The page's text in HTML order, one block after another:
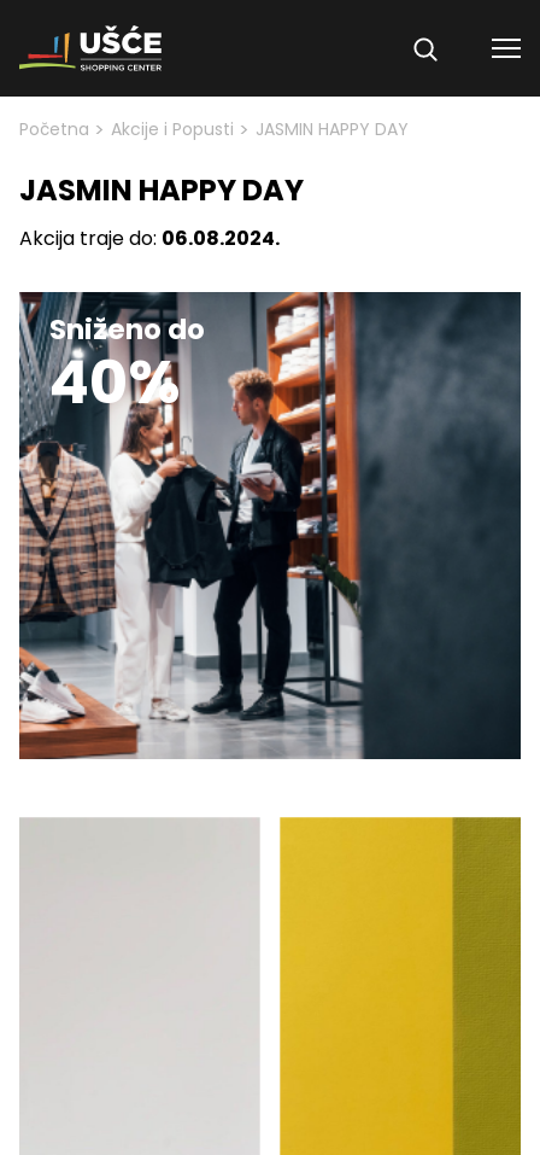
Skip to content
Početna > Akcije i Popusti > JASMIN HAPPY DAY
JASMIN HAPPY DAY
Akcija traje do: 06.08.2024.
Sniženo do
40%